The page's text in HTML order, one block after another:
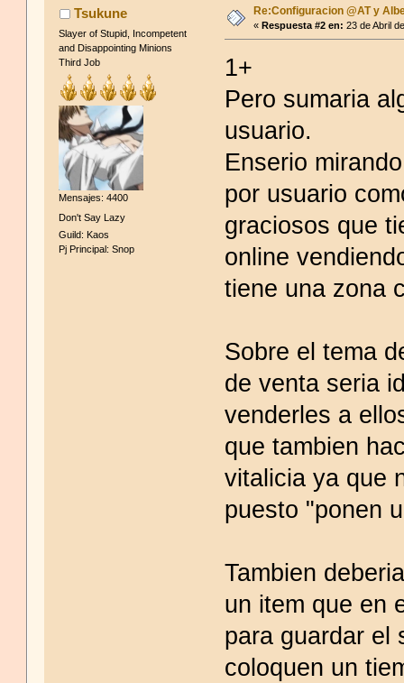
Tsukune
Slayer of Stupid, Incompetent
and Disappointing Minions
Third Job
Mensajes: 4400
Don't Say Lazy
Guild: Kaos
Pj Principal: Snop
Re:Configuracion @AT y
«Respuesta #2 en: 23 de Abril
1+
Pero sumaria
usuario.
Enserio
por usuario
graciosos que
online
tiene una zona
Sobre el tema
de venta seria
venderles a
que tambien
vitalicia ya que
puesto "ponen
Tambien
un item que en
para guardar el
coloquen un